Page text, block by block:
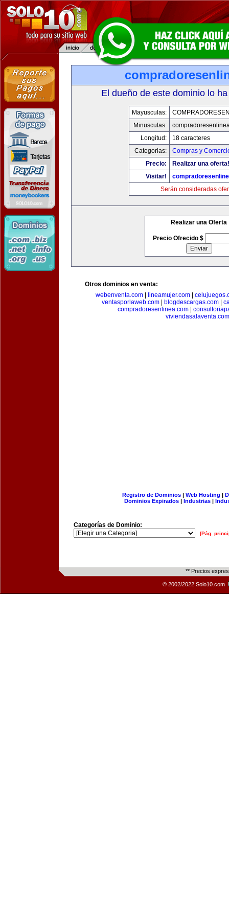
El dueño de este dominio lo
Mayusculas:
Minusculas:
Longitud:
18 caracteres
Categorias:
Compras y
Precio:
Realizar una oferta!
Visitar!
Serán consideradas
Realizar una Oferta
Precio Ofrecido $
Otros dominios en venta:
webenventa.com| lineamujer.com|
ventasporlaweb.com| blogdescargas.com|
compradoresenlinea.com|
viviendasalaventa.com
Registro de Dominios| Web Hosting |
Dominios Expirados | Industrias |
Categorías de Dominio:
[Pág.
** Precios
© 2002/2022 Solo10.com